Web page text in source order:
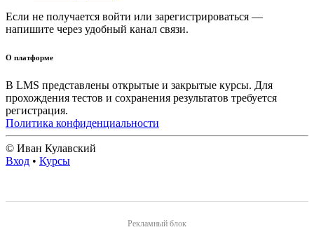
Если не получается войти или зарегистрироваться —
напишите через удобный канал связи.
О платформе
В LMS представлены открытые и закрытые курсы. Для
прохождения тестов и сохранения результатов требуется
регистрация.
Политика конфиденциальности
© Иван Кулавский
Вход • Курсы
Рекламный блок